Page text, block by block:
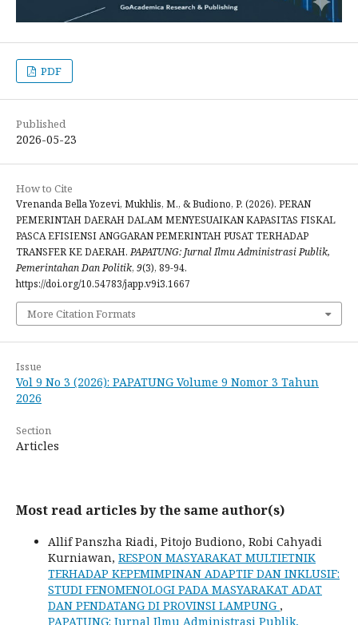
PDF
Published
2026-05-23
How to Cite
Vrenanda Bella Yozevi, Mukhlis, M., & Budiono, P. (2026). PERAN
PEMERINTAH DAERAH DALAM MENYESUAIKAN KAPASITAS FISKAL
PASCA EFISIENSI ANGGARAN PEMERINTAH PUSAT TERHADAP
TRANSFER KE DAERAH.PAPATUNG: Jurnal Ilmu Administrasi Publik,
Pemerintahan Dan Politik, 9(3), 89-94.
https://doi.org/10.54783/japp.v9i3.1667
More Citation Formats
Issue
Vol 9 No 3 (2026): PAPATUNG Volume 9 Nomor 3 Tahun
2026
Section
Articles
Most read articles by the same author(s)
Allif Panszha Riadi, Pitojo Budiono, Robi Cahyadi
Kurniawan, RESPON MASYARAKAT MULTIETNIK
TERHADAP KEPEMIMPINAN ADAPTIF DAN INKLUSIF:
STUDI FENOMENOLOGI PADA MASYARAKAT ADAT
DAN PENDATANG DI PROVINSI LAMPUNG ,
PAPATUNG: Jurnal Ilmu Administrasi Publik,